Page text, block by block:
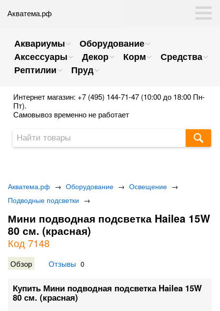
Акватема.рф
Аквариумы
Оборудование
Аксессуары
Декор Корм
Средства
Рептилии
Пруд
Интернет магазин: +7 (495) 144-71-47 (10:00 до 18:00 Пн-
Пт).
Самовывоз временно не работает
Акватема.рф → Оборудование → Освещение →
Подводные подсветки →
Мини подводная подсветка Hailea 15W
80 см. (красная)
Код 7148
Обзор Отзывы 0
Купить Мини подводная подсветка Hailea 15W
80 см. (красная)